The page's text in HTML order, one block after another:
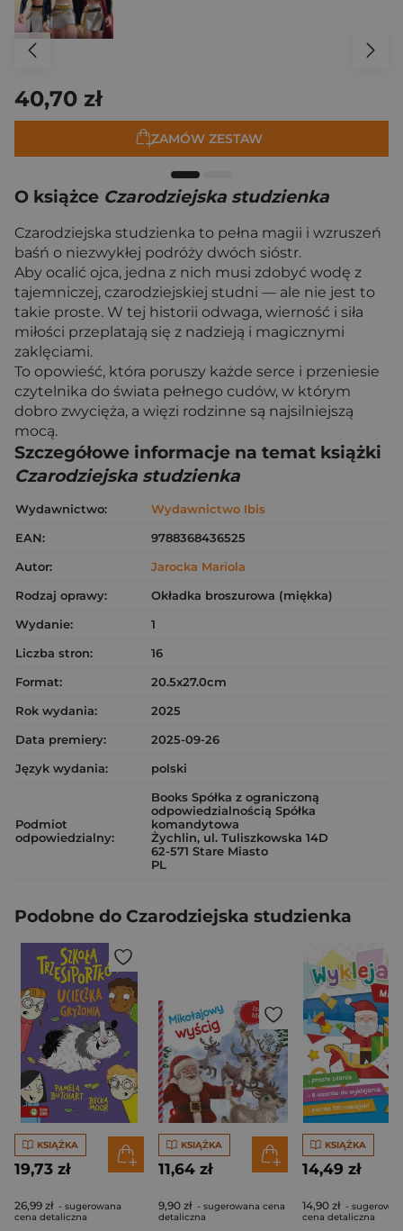
40,70 zł
ZAMÓW ZESTAW
O książce Czarodziejska studzienka
Czarodziejska studzienka to pełna magii i wzruszeń
baśń o niezwykłej podróży dwóch sióstr.
Aby ocalić ojca, jedna z nich musi zdobyć wodę z
tajemniczej, czarodziejskiej studni — ale nie jest to
takie proste. W tej historii odwaga, wierność i siła
miłości przeplatają się z nadzieją i magicznymi
zaklęciami.
To opowieść, która poruszy każde serce i przeniesie
czytelnika do świata pełnego cudów, w którym
dobro zwycięża, a więzi rodzinne są najsilniejszą
mocą.
Szczegółowe informacje na temat książki
Czarodziejska studzienka
Wydawnictwo:
Wydawnictwo Ibis
EAN:
9788368436525
Autor:
Jarocka Mariola
Rodzaj oprawy:
Okładka broszurowa (miękka)
Wydanie:
1
Liczba stron:
16
Format:
20.5x27.0cm
Rok wydania:
2025
Data premiery:
2025-09-26
Język wydania:
polski
Podmiot
odpowiedzialny:
Books Spółka z ograniczoną
odpowiedzialnością Spółka
komandytowa
Żychlin, ul. Tuliszkowska 14D
62-571 Stare Miasto
PL
Podobne do Czarodziejska studzienka
KSIĄŻKA
19,73 zł
26,99 zł - sugerowana
cena detaliczna
KSIĄŻKA
11,64 zł
9,90 zł - sugerowana cena
detaliczna
KSIĄŻKA
14,49 zł
14,90 zł -
cena detaliczna